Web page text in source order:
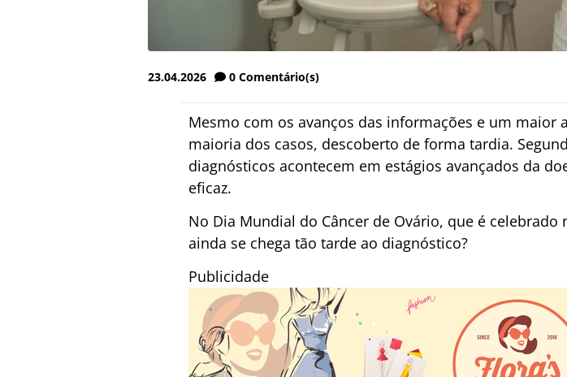
23.04.2026 0 Comentário(s)
Mesmo com os avanços das informações e um maior
maioria dos casos, descoberto de forma tardia.
diagnósticos acontecem em estágios avançados da
eficaz.
No Dia Mundial do Câncer de Ovário, que é
ainda se chega tão tarde ao diagnóstico?
Publicidade